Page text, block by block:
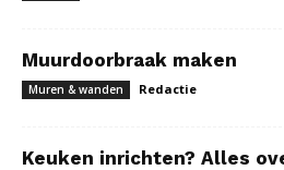
Muurdoorbraak maken
Muren & wanden Redactie
Keuken inrichten? Alles